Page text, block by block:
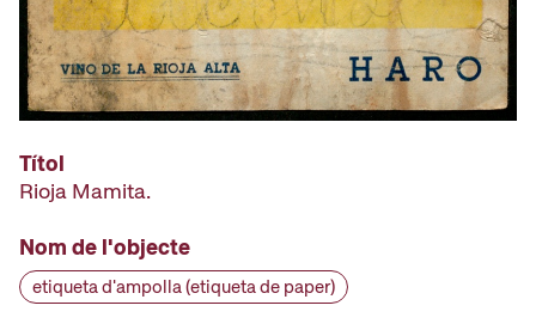
Títol
Rioja Mamita.
Nom de l'objecte
etiqueta d'ampolla (etiqueta de paper)